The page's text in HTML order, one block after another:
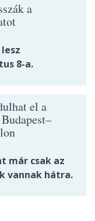
a
8-a.
el a
már csak az
vannak hátra.